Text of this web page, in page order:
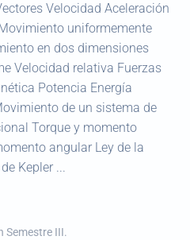
Velocidad Aceleración
uniformemente
en dos dimensiones
Velocidad relativa Fuerzas
Potencia Energía
de un sistema de
Torque y momento
angular Ley de la
Kepler ...
Semestre III.